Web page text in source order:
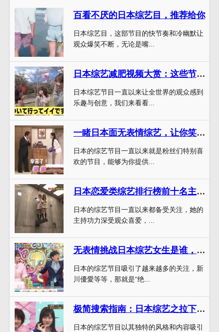
百看不厌的日本综艺目，推荐给你
日本综艺目，这部节目的快节奏和冷幽默让
观众爆笑不断，无论是嘴...
日本综艺减肥视频大赏：这些节目让你越看越瘦
日本综艺节目一直以来让全世界的观众感到
乐趣与创意，我们来看看...
一睹日本面无表情综艺，让你笑到无法自拔！迅雷下载体验带来不一样的感觉
日本的综艺节目一直以来就是粉丝们特别喜
欢的节目，能够为你提供...
日本恋爱类综艺排行榜前十名主持人的历经变迁，关键人物让你细细品味
日本的综艺节目一直以来都备受关注，她的
主持功力深受观众喜爱，...
无表情挑战日本综艺女生是谁，背后隐藏着怎样的故事？
日本的综艺节目吸引了越来越多的关注，新
川優愛等等，那就是“绝...
极简搜索指南：日本综艺之拉下拉链在哪里看？
日本的综艺节目以其独特的风格和内容吸引